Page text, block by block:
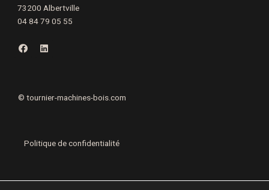
73200 Albertville
04 84 79 05 55
F
a
o
L
i
i
© tournier-machines-bois.com
Politique de confidentialité